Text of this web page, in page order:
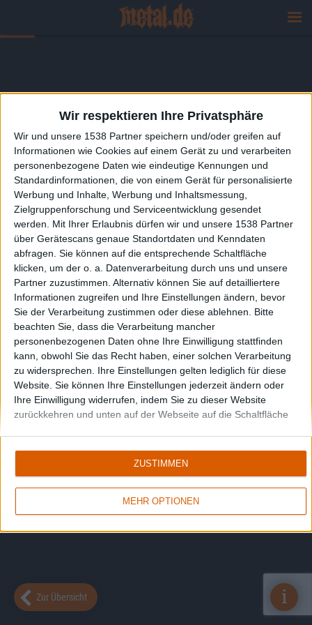
Wir respektieren Ihre Privatsphäre
Wir und unsere 1538 Partner speichern und/oder greifen auf
Informationen wie Cookies auf einem Gerät zu und verarbeiten
personenbezogene Daten wie eindeutige Kennungen und
Standardinformationen, die von einem Gerät für personalisierte
Werbung und Inhalte, Werbung und Inhaltsmessung,
Zielgruppenforschung und Serviceentwicklung gesendet
werden.
Mit Ihrer Erlaubnis dürfen wir und unsere 1538 Partner
über Gerätescans genaue Standortdaten und Kenndaten
abfragen. Sie können auf die entsprechende Schaltfläche
klicken, um der o. a. Datenverarbeitung durch uns und unsere
Partner zuzustimmen. Alternativ können Sie auf detailliertere
Informationen zugreifen und Ihre Einstellungen ändern, bevor
Sie der Verarbeitung zustimmen oder diese ablehnen.
Bitte
beachten Sie, dass die Verarbeitung mancher
personenbezogenen Daten ohne Ihre Einwilligung stattfinden
kann, obwohl Sie das Recht haben, einer solchen Verarbeitung
zu widersprechen. Ihre Einstellungen gelten lediglich für diese
Website. Sie können Ihre Einstellungen jederzeit ändern oder
Ihre Einwilligung widerrufen, indem Sie zu dieser Website
zurückkehren und unten auf der Webseite auf die Schaltfläche
MEHR OPTIONEN
ZUSTIMMEN
Zur Übersicht i